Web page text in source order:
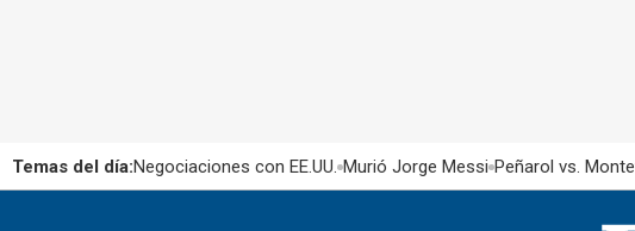
Temas del día:Negociaciones con EE.UU. Murió Jorge Messi Peñarol vs.